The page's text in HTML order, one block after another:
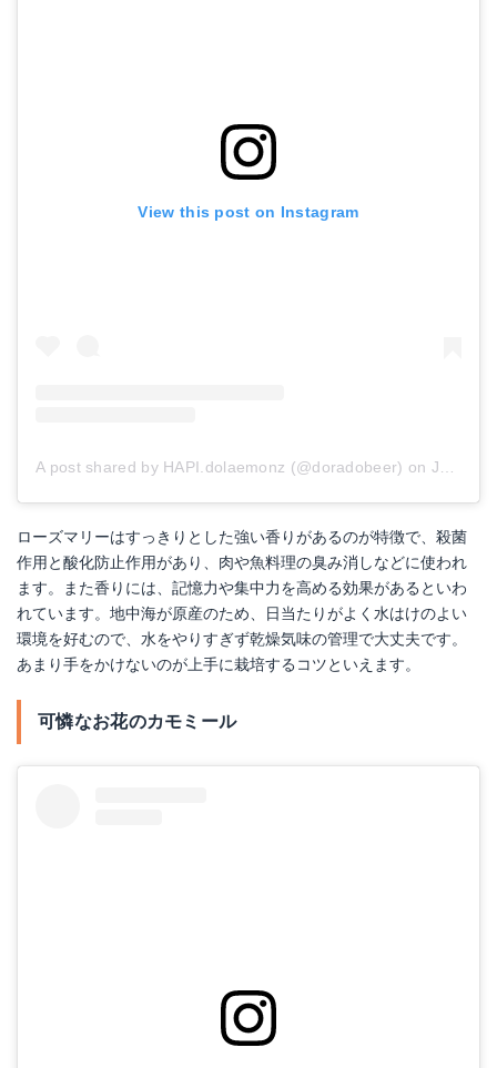
View this post on Instagram
A post shared by HAPI.dolaemonz (@doradobeer) on Jul 14, 2017 at 5:07pm PDT
ローズマリーはすっきりとした強い香りがあるのが特徴で、殺菌
作用と酸化防止作用があり、肉や魚料理の臭み消しなどに使われ
ます。また香りには、記憶力や集中力を高める効果があるといわ
れています。地中海が原産のため、日当たりがよく水はけのよい
環境を好むので、水をやりすぎず乾燥気味の管理で大丈夫です。
あまり手をかけないのが上手に栽培するコツといえます。
可憐なお花のカモミール